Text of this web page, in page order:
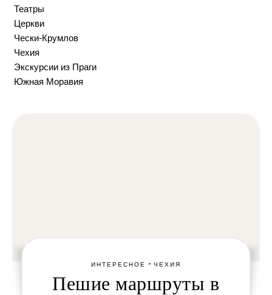
Театры
Церкви
Чески-Крумлов
Чехия
Экскурсии из Праги
Южная Моравия
ИНТЕРЕСНОЕ - ЧЕХИЯ
Пешие маршруты в